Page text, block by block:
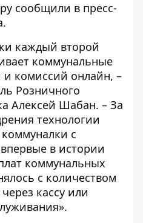
сообщили в пресс-
каждый второй
коммунальные
и комиссий онлайн, –
Розничного
Алексей Шабан. – За
технологии
с
в истории
коммунальных
с количеством
кассу или